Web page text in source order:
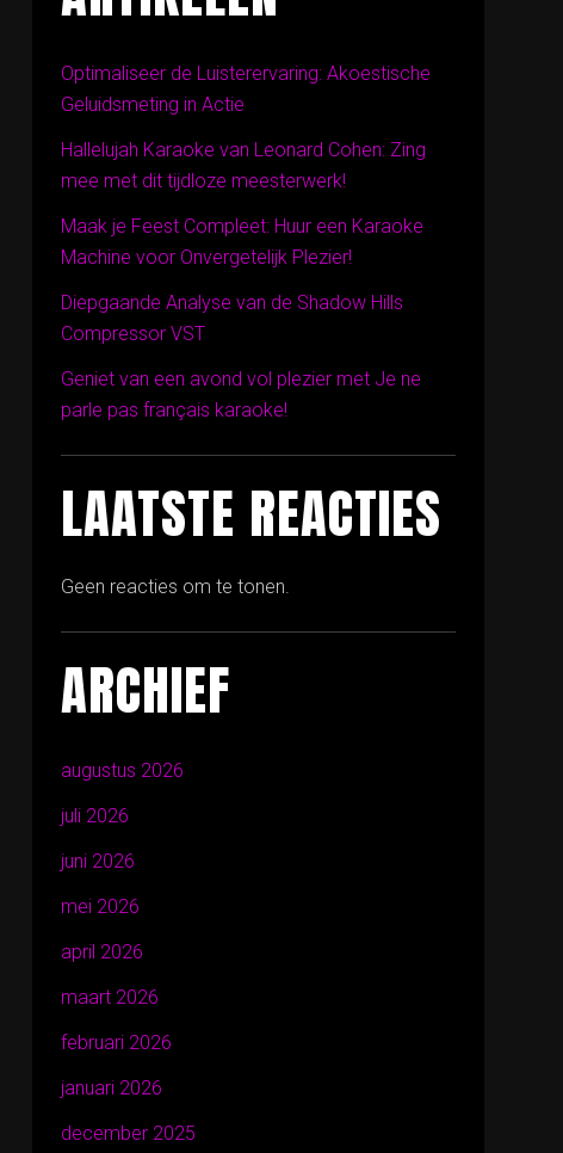
Optimaliseer de Luisterervaring: Akoestische
Geluidsmeting in Actie
Hallelujah Karaoke van Leonard Cohen: Zing
mee met dit tijdloze meesterwerk!
Maak je Feest Compleet: Huur een Karaoke
Machine voor Onvergetelijk Plezier!
Diepgaande Analyse van de Shadow Hills
Compressor VST
Geniet van een avond vol plezier met Je ne
parle pas français karaoke!
LAATSTE REACTIES
Geen reacties om te tonen.
ARCHIEF
augustus 2026
juli 2026
juni 2026
mei 2026
april 2026
maart 2026
februari 2026
januari 2026
december 2025